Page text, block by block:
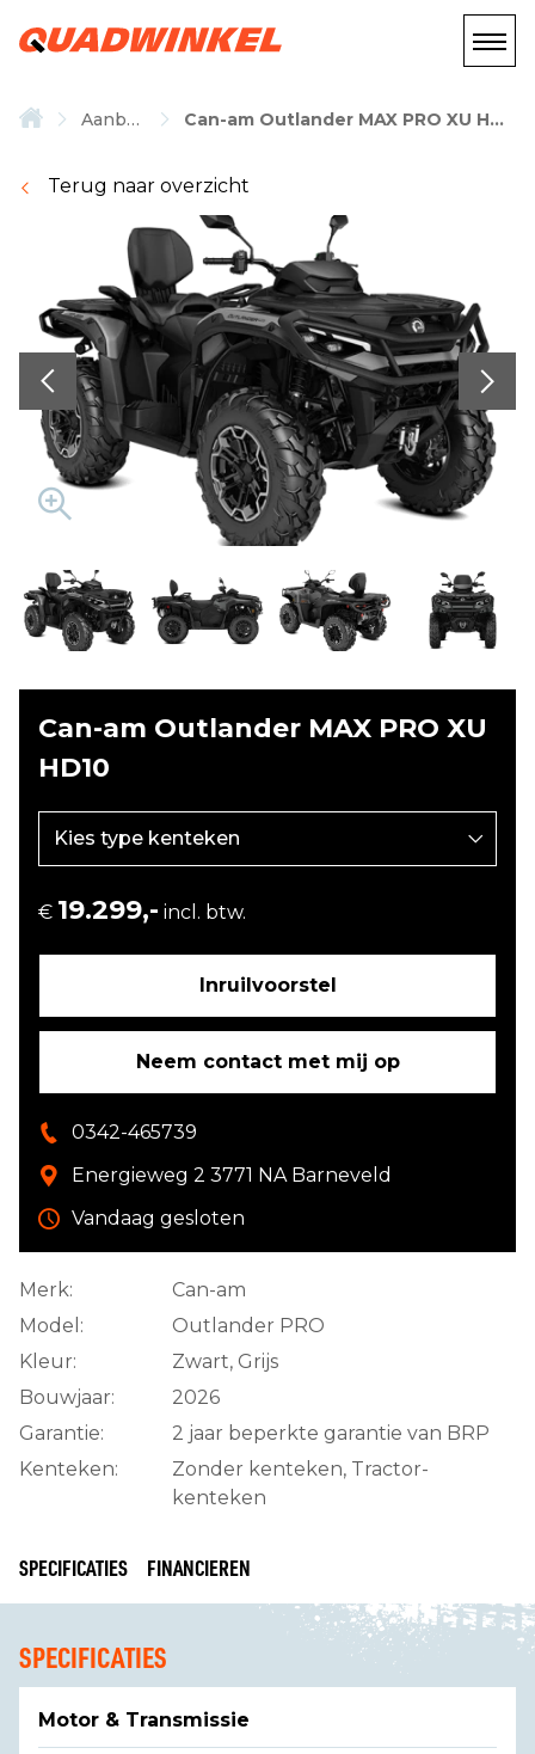
Aanbod Can-am Outlander MAX PRO XU HD10
Terug naar overzicht
Can-am Outlander MAX PRO XU
HD10
€ 19.299,- incl. btw.
Inruilvoorstel
Neem contact met mij op
0342-465739
Energieweg 2 3771 NA Barneveld
Vandaag gesloten
Merk:
Can-am
Model:
Outlander PRO
Kleur:
Zwart, Grijs
Bouwjaar:
2026
Garantie:
2 jaar beperkte garantie van BRP
Kenteken:
Zonder kenteken, Tractor-
kenteken
SPECIFICATIES FINANCIEREN
SPECIFICATIES
Motor & Transmissie